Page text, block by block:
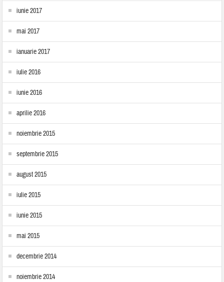
iunie 2017
mai 2017
ianuarie 2017
iulie 2016
iunie 2016
aprilie 2016
noiembrie 2015
septembrie 2015
august 2015
iulie 2015
iunie 2015
mai 2015
decembrie 2014
noiembrie 2014